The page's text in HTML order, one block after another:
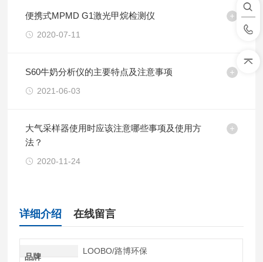
便携式MPMD G1激光甲烷检测仪
2020-07-11
S60牛奶分析仪的主要特点及注意事项
2021-06-03
大气采样器使用时应该注意哪些事项及使用方
法？
2020-11-24
详细介绍 在线留言
品牌
LOOBO/路博环保